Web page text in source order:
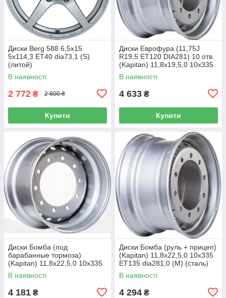
Диски Berg 588 6,5x15
5x114,3 ET40 dia73,1 (S)
(литой)
В наявності
2 772 ₴ 2 800 ₴
Купити
Диски Еврофура (11,75J
R19,5 ET120 DIA281) 10 отв.
(Kapitan) 11,8x19,5,0 10x335
ET120 dia281,0 (M) (сталь)
(кт)
В наявності
4 633 ₴
Купити
Диски Бомба (под
барабанные тормоза)
(Kapitan) 11,8x22,5,0 10x335
ET0 dia281,0 (M) (сталь) (кт)
В наявності
4 181 ₴
Диски Бомба (руль + прицеп)
(Kapitan) 11,8x22,5,0 10x335
ET135 dia281,0 (M) (сталь)
(кт)
В наявності
4 294 ₴